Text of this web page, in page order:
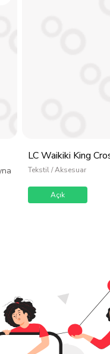
LC Waikiki King
Tekstil / Aksesuar
Açık